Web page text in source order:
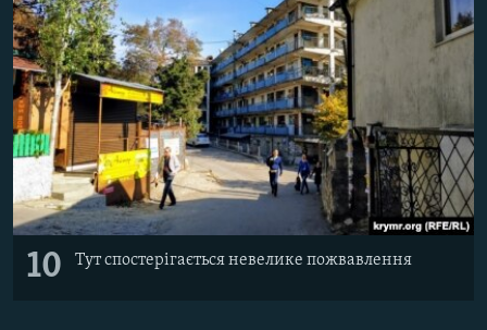
10 Тут спостерігається невелике пожвавлення